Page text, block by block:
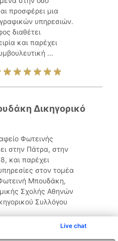
Live chat
προσφέρει μια
υπηρεσιών.
διαθέτει
και παρέχει
...
Δικηγορικό
Φωτεινής
στην Πάτρα, στην
και παρέχει
στον τομέα
Μπουδάκη,
Σχολής Αθηνών
Συλλόγου